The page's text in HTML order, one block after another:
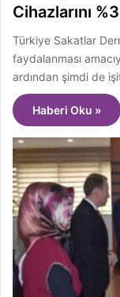
Cihazlarını
Türkiye Sakatlar
faydalanması
ardından şimdi de
Haberi Oku »